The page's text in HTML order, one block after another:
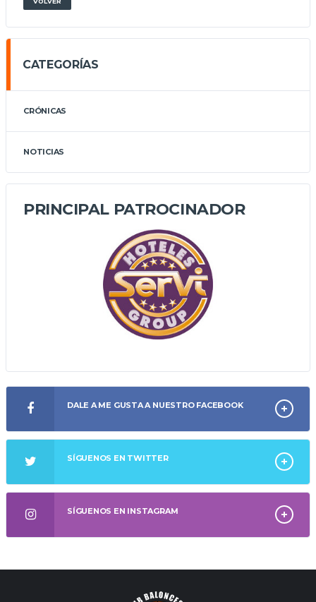
CATEGORÍAS
CRÓNICAS
NOTICIAS
PRINCIPAL PATROCINADOR
DALE A ME GUSTA A NUESTRO FACEBOOK
SÍGUENOS EN TWITTER
SÍGUENOS EN INSTAGRAM